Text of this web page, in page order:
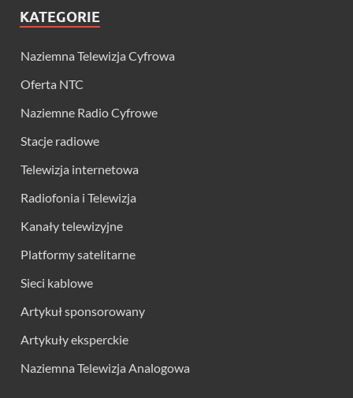
KATEGORIE
Naziemna Telewizja Cyfrowa
Oferta NTC
Naziemne Radio Cyfrowe
Stacje radiowe
Telewizja internetowa
Radiofonia i Telewizja
Kanały telewizyjne
Platformy satelitarne
Sieci kablowe
Artykuł sponsorowany
Artykuły eksperckie
Naziemna Telewizja Analogowa